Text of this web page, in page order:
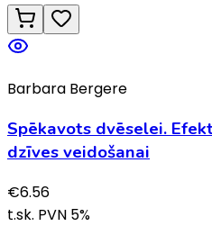
Barbara Bergere
Spēkavots dvēselei.
dzīves veidošanai
€6.56
t.sk. PVN 5%